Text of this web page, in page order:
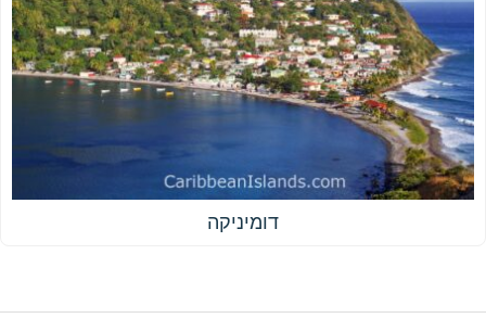
דומיניקה